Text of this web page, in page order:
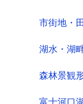
市街地・
湖水・湖
森林景観
富士河口